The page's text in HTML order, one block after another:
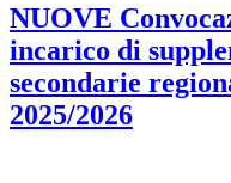
NUOVE
incarico di
secondarie
2025/2026